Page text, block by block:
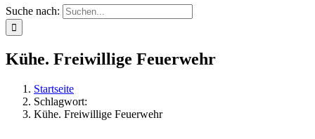
Suche nach:
Kühe. Freiwillige Feuerwehr
Startseite
Schlagwort:
Kühe. Freiwillige Feuerwehr